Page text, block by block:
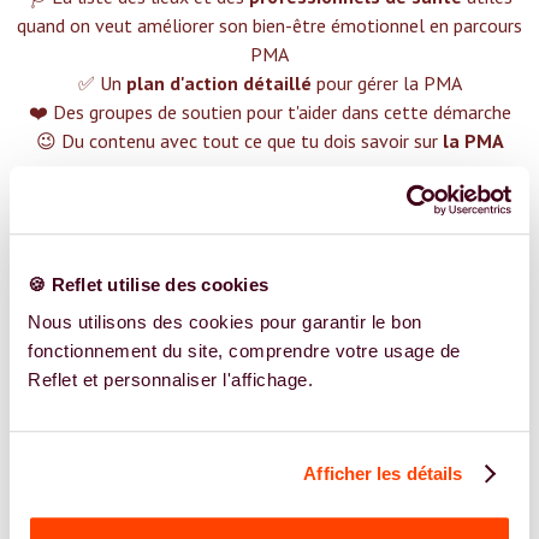
🍪 Reflet utilise des cookies
Nous utilisons des cookies pour garantir le bon
fonctionnement du site, comprendre votre usage de
Reflet et personnaliser l'affichage.
Afficher les détails
quand on veut améliorer son bien-être émotionnel en parcours
PMA
✅ Un plan d'action détaillé pour gérer la PMA
❤️ Des groupes de soutien pour t'aider dans cette démarche
😉 Du contenu avec tout ce que tu dois savoir sur la PMA
REJOIGNEZ NOS EXPERT.E.S
Vous êtes Sage Femme expert.e.s en PMA ?
Vous êtes Sage Femme spécialiste dans dans